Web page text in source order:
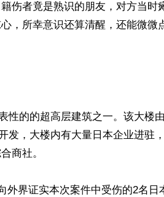
伤者竟是熟识的朋友，对方当时
，所幸意识还算清醒，还能微微
性的的超高层建筑之一。该大楼
发，大楼内有大量日本企业进驻
商社。
外界证实本次案件中受伤的2名日